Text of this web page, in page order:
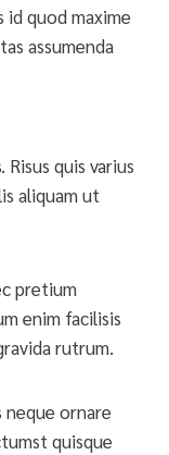
quod maxime
assumenda
quis varius
aliquam ut
pretium
enim facilisis
rutrum.
ornare
quisque